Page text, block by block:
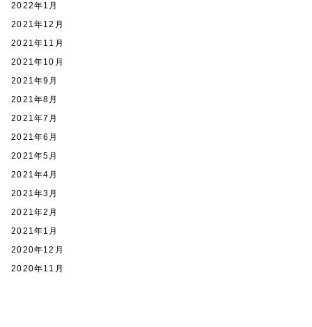
2022年1月
2021年12月
2021年11月
2021年10月
2021年9月
2021年8月
2021年7月
2021年6月
2021年5月
2021年4月
2021年3月
2021年2月
2021年1月
2020年12月
2020年11月